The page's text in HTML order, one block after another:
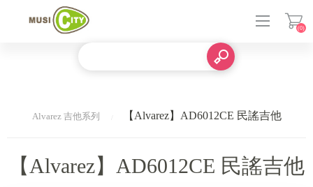
(0)
Alvarez 吉他系列 【Alvarez】AD6012CE 民謠吉他
【Alvarez】AD6012CE 民謠吉他